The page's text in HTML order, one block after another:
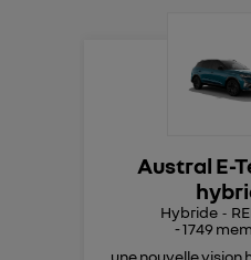
Austral E-
Hybride
-1749
une nouvelle vision